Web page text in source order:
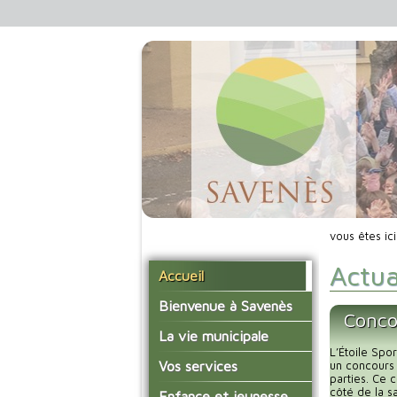
Accueil
Bienvenue à Savenès
Situer Savenès
Savenès en chiffre
L'histoire du village
La vie municipale
Vos élus
Les compte-rendus du
Vos services
La mairie
vous êtes
L’Étoile
un
parties. Ce
côté de la